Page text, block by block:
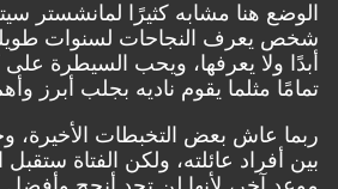
الوضع هنا مشابه كثيرًا لمانشستر
شخص يعرف النجاحات لسنوات
أبدًا ولا يعرفها، ويحب السيطرة
تمامًا مثلما يقوم ناديه بجلب أبرز
ربما عاش بعض التخبطات الأخيرة،
بين أفراد عائلته، ولكن الفتاة